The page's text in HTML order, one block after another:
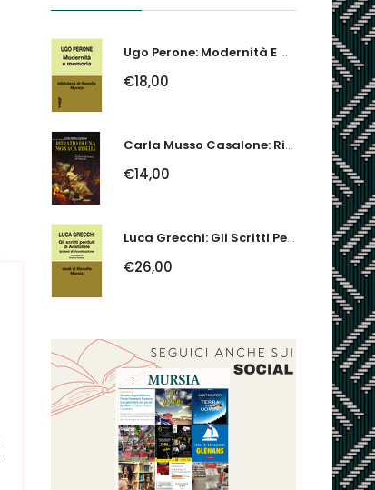
Ugo Perone: Modernità E Memoria
€18,00
Carla Musso Casalone: Ritratto Di Una Monaca Ribelle. Brigida Franzone,...
€14,00
Luca Grecchi: Gli Scritti Perduti Di Aristotele. Ipotesi Di Ricostruzione
€26,00